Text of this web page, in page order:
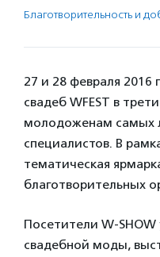
Благотвори­тель­ность и
27 и 28 февраля 2016
свадеб WFEST в
молодоженам самых
специалистов. В
тематическая
благотворительных
Посетители W-
свадебной моды,